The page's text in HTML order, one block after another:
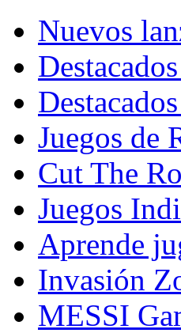
Nuevos
Juegos de
Cut The
Juegos
Aprende
Invasión
MESSI